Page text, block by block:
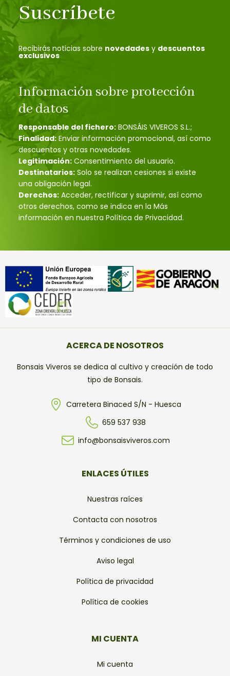
Suscríbete
Recibirás noticias sobre novedades y descuentos
exclusivos
Información sobre protección
de datos
Responsable del fichero: BONSÁIS VIVEROS S.L.;
Finalidad: Enviar información promocional, así como
descuentos y otras novedades.
Legitimación: Consentimiento del usuario.
Destinatarios: Solo se realizan cesiones si existe
una obligación legal.
Derechos: Acceder, rectificar y suprimir, así como
otros derechos, como se indica en la Más
información en nuestra Política de Privacidad.
ACERCA DE NOSOTROS
Bonsais Viveros se dedica al cultivo y creación de todo
tipo de Bonsais.
Carretera Binaced S/N - Huesca
659 537 938
info@bonsaisviveros.com
ENLACES ÚTILES
Nuestras raíces
Contacta con nosotros
Términos y condiciones de uso
Aviso legal
Política de privacidad
Política de cookies
MI CUENTA
Mi cuenta